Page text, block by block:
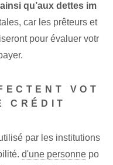
qu’aux dettes im
car les prêteurs et
pour évaluer votr
VOT
CRÉDIT
par les institutions
d'une personne po